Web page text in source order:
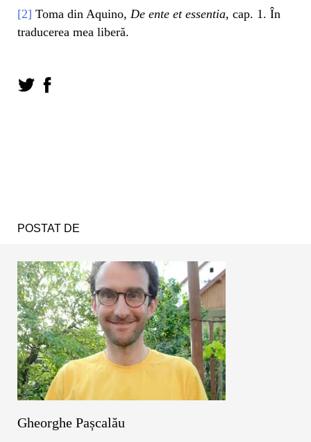
[2] Toma din Aquino, De ente et essentia, cap. 1. În
traducerea mea liberă.
POSTAT DE
Gheorghe Pașcalău